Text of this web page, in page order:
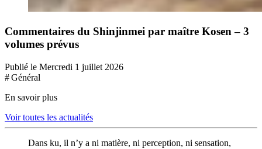
Commentaires du Shinjinmei par maître Kosen – 3
volumes prévus
Publié le Mercredi 1 juillet 2026
# Général
En savoir plus
Voir toutes les actualités
Dans ku, il n’y a ni matière, ni perception, ni sensation,